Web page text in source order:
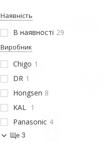
Наявність
В наявності 29
Виробник
Chigo 1
DR 1
Hongsen 8
KAL 1
Panasonic 4
Ще 3